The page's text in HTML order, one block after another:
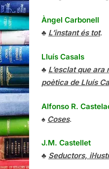
Àngel Carbonell
♣ L’instant és tot.
Lluís Casals
♣ L’esclat que ara
poètica de Lluís
Alfonso R.
♠ Coses.
J.M. Castellet
♣ Seductors,